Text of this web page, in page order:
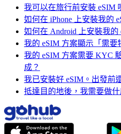
我可以在旅行前安裝 eSIM
如何在 iPhone 上安裝我的
如何在 Android 上安裝我的
我的 eSIM 方案顯示「需要
我的 eSIM 方案需要 KYC
成？
我已安裝好 eSIM。出發前
抵達目的地後，我需要做